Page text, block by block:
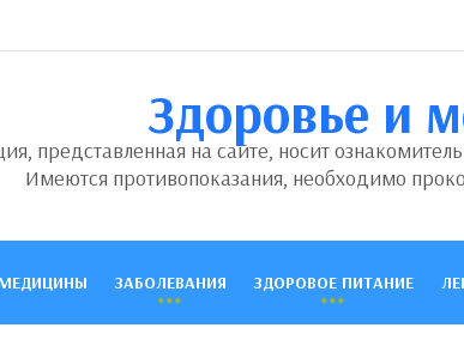
Здоровье и
представленная на сайте, носит
Имеются противопоказания, необходимо
ЗАБОЛЕВАНИЯ ЗДОРОВОЕ ПИТАНИЕ